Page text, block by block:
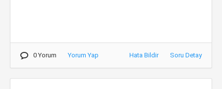
0 Yorum Yorum Yap Hata Bildir Soru Detay